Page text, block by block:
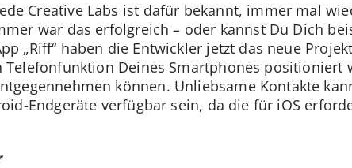
Creative Labs ist dafür bekannt, immer mal
war das erfolgreich – oder kannst Du Dich
„Riff“ haben die Entwickler jetzt das neue
Deines Smartphones positioniert
können. Unliebsame Kontakte
Endgeräte verfügbar sein, da die für iOS